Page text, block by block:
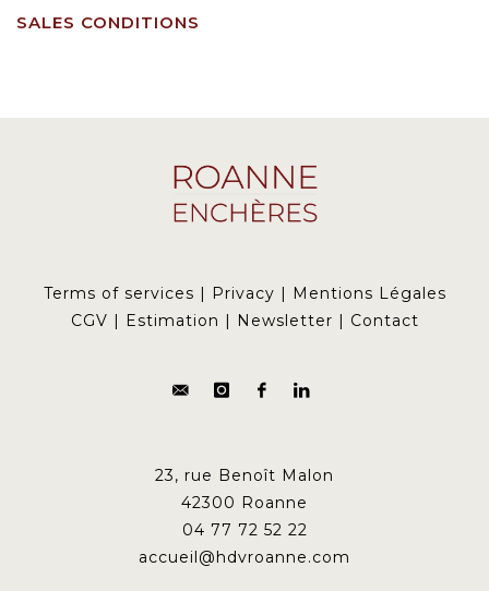
SALES CONDITIONS
Terms of services Privacy
Mentions Légales
CGV
Estimation Newsletter Contact
23, rue Benoît Malon
42300 Roanne
04 77 72 52 22
accueil@hdvroanne.com